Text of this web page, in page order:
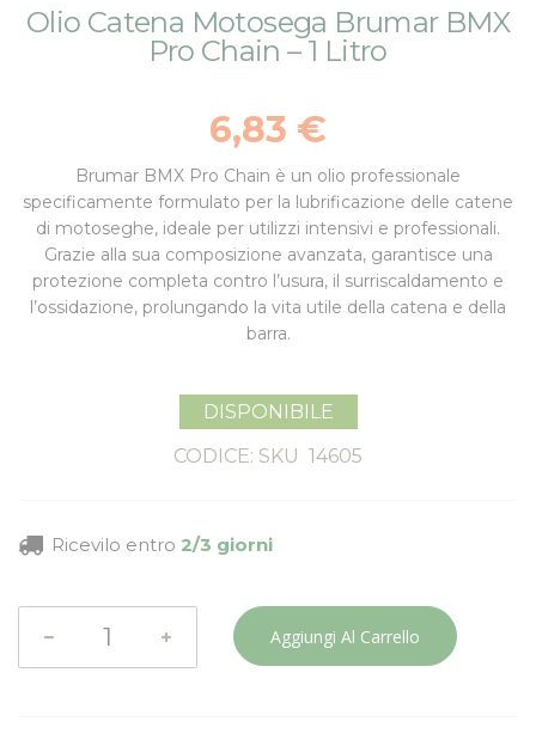
alla
all'inizio
Olio Catena Motosega Brumar BMX
Pro Chain – 1 Litro
6,83 €
Brumar BMX Pro Chain è un olio professionale
specificamente formulato per la lubrificazione delle catene
di motoseghe, ideale per utilizzi intensivi e professionali.
Grazie alla sua composizione avanzata, garantisce una
protezione completa contro l’usura, il surriscaldamento e
l’ossidazione, prolungando la vita utile della catena e della
barra.
DISPONIBILE
CODICE: SKU 14605
Ricevilo entro 2/3 giorni
Aggiungi Al Carrello